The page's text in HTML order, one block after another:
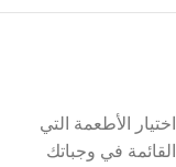
الأطعمة التي
في وجباتك